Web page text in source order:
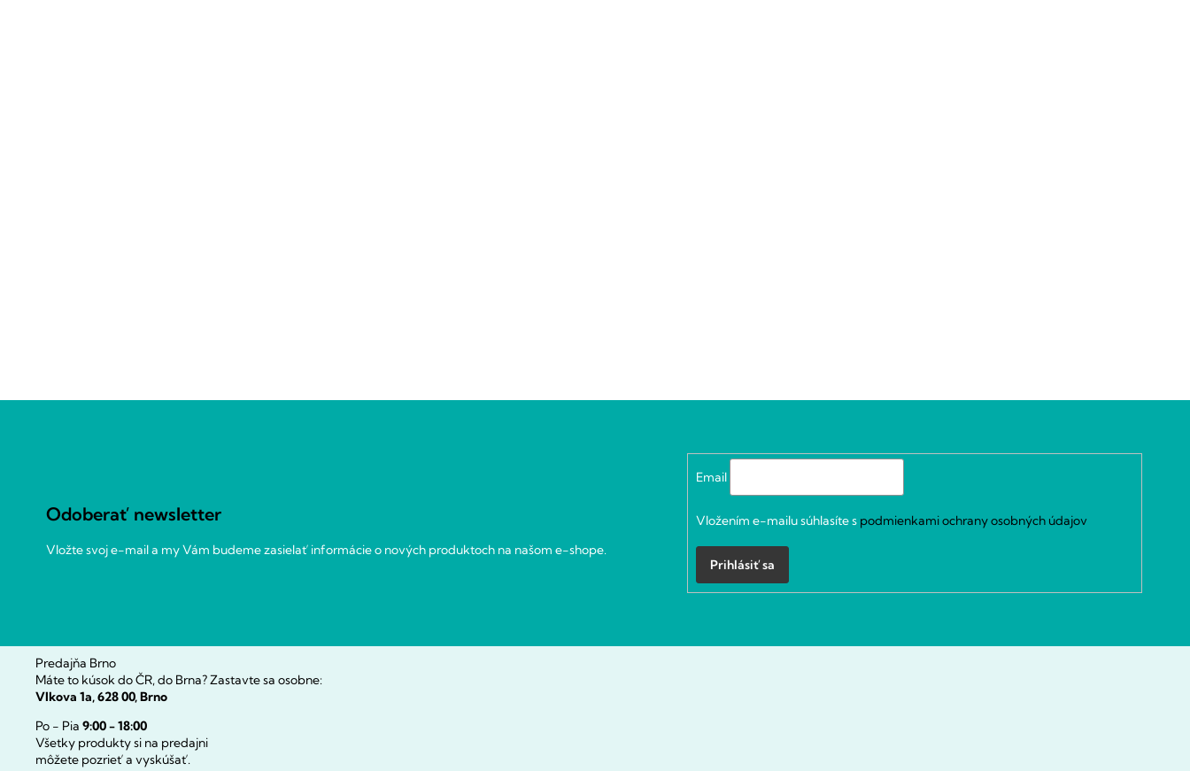
Odoberať newsletter
Vložte svoj e-mail a my Vám budeme zasielať informácie o nových produktoch na našom e-shope.
Email
Vložením e-mailu súhlasíte s podmienkami ochrany osobných údajov
Prihlásiť sa
Predajňa Brno
Máte to kúsok do ČR, do Brna? Zastavte sa osobne:
Vlkova 1a, 628 00, Brno
Po - Pia 9:00 - 18:00
Všetky produkty si na predajni
môžete pozrieť a vyskúšať.